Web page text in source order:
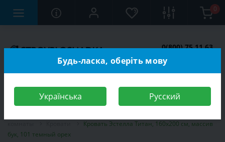
0
0(800) 75 11 63
Кровать Эстелла Титан, 160х200 см, массив
бук, 101 темный орех
Будь-ласка, оберіть мову
Українська Русский